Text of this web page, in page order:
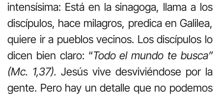
intensísima: Está en la sinagoga, llama a los
discípulos, hace milagros, predica en Galilea,
quiere ir a pueblos vecinos. Los discípulos lo
dicen bien claro: “Todo el mundo te busca”
(Mc. 1,37). Jesús vive desviviéndose por la
gente. Pero hay un detalle que no podemos